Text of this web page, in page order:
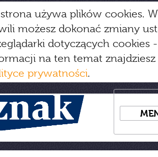
używa plików cookies.
możesz dokonać zmiany
dotyczących cookies
na ten temat
prywatności.